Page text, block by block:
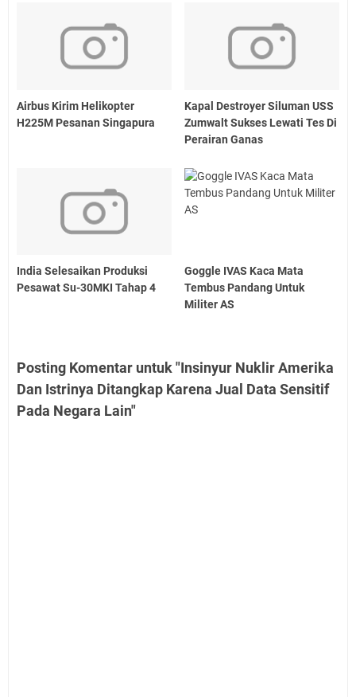
Airbus Kirim Helikopter
H225M Pesanan Singapura
Kapal Destroyer Siluman USS
Zumwalt Sukses Lewati Tes Di
Perairan Ganas
India Selesaikan Produksi
Pesawat Su-30MKI Tahap 4
Goggle IVAS Kaca Mata
Tembus Pandang Untuk
Militer AS
Posting Komentar untuk "Insinyur Nuklir Amerika
Dan Istrinya Ditangkap Karena Jual Data Sensitif
Pada Negara Lain"